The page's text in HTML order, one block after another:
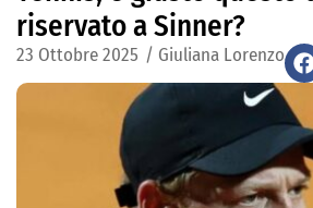
riservato a Sinner?
23 Ottobre 2025 / Giuliana Lorenzo